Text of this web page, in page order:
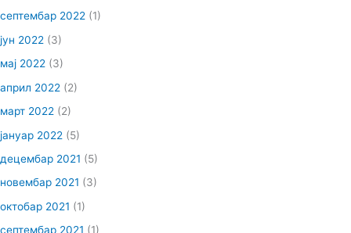
септембар 2022 (1)
јун 2022 (3)
мај 2022 (3)
април 2022 (2)
март 2022 (2)
јануар 2022 (5)
децембар 2021 (5)
новембар 2021 (3)
октобар 2021 (1)
септембар 2021 (1)